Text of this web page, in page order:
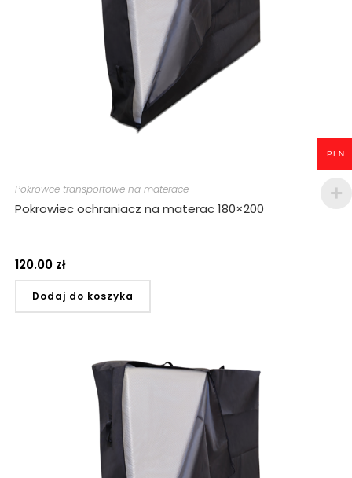
Pokrowce transportowe na materace
Pokrowiec ochraniacz na materac 180×200
120.00 zł
Dodaj do koszyka
PLN